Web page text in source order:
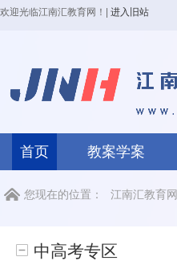
欢迎光临江南汇教育网！ 进入旧站
首页 教案学案
您现在的位置： 江南汇教育网
中高考专区